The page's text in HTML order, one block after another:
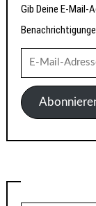
Gib Deine E-Mail-
Mail-
Adresse